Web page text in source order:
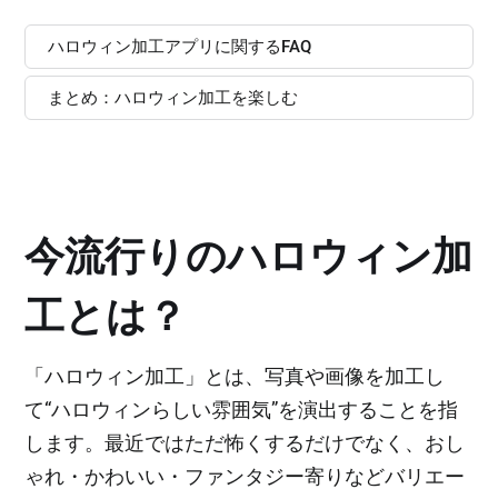
ハロウィン加工アプリに関するFAQ
まとめ：ハロウィン加工を楽しむ
今流行りのハロウィン加
工とは？
「ハロウィン加工」とは、写真や画像を加工し
て“ハロウィンらしい雰囲気”を演出することを指
します。最近ではただ怖くするだけでなく、おし
ゃれ・かわいい・ファンタジー寄りなどバリエー